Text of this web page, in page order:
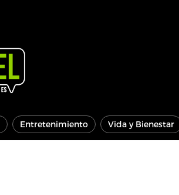
Entretenimiento Vida y Bienestar